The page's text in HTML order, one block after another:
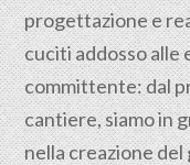
progettazionee
cuciti addosso alle
committente: dal
cantiere, siamo in
nella creazione